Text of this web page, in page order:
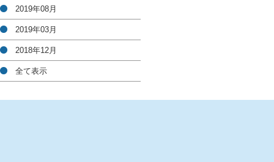
2019年08月
2019年03月
2018年12月
全て表示